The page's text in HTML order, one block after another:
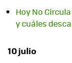
Hoy No
y cuáles
10 julio